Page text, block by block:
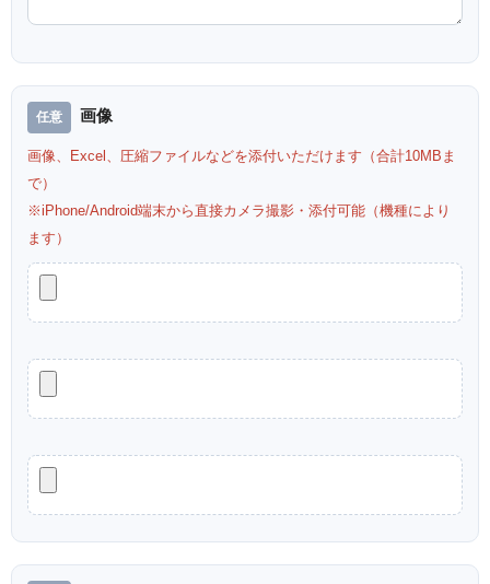
画像
画像、Excel、圧縮ファイルなどを添付いただけます（合計10MBま
で）
※iPhone/Android端末から直接カメラ撮影・添付可能（機種により
ます）